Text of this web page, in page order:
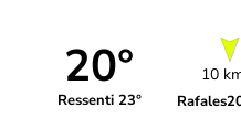
20°
Ressenti 23°
10
Rafales